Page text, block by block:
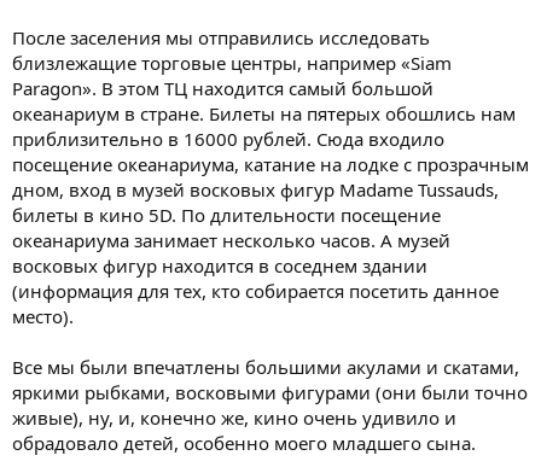
После заселения мы отправились исследовать
близлежащие торговые центры, например «Siam
Paragon». В этом ТЦ находится самый большой
океанариум в стране. Билеты на пятерых обошлись нам
приблизительно в 16000 рублей. Сюда входило
посещение океанариума, катание на лодке с прозрачным
дном, вход в музей восковых фигур Madame Tussauds,
билеты в кино 5D. По длительности посещение
океанариума занимает несколько часов. А музей
восковых фигур находится в соседнем здании
(информация для тех, кто собирается посетить данное
место).
Все мы были впечатлены большими акулами и скатами,
яркими рыбками, восковыми фигурами (они были точно
живые), ну, и, конечно же, кино очень удивило и
обрадовало детей, особенно моего младшего сына.